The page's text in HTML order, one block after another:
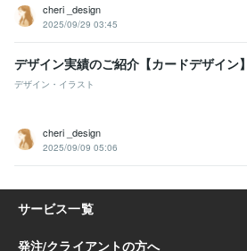
cheri _design
2025/09/29 03:45
デザイン実績のご紹介【カードデザイン】
デザイン・イラスト
cheri _design
2025/09/09 05:06